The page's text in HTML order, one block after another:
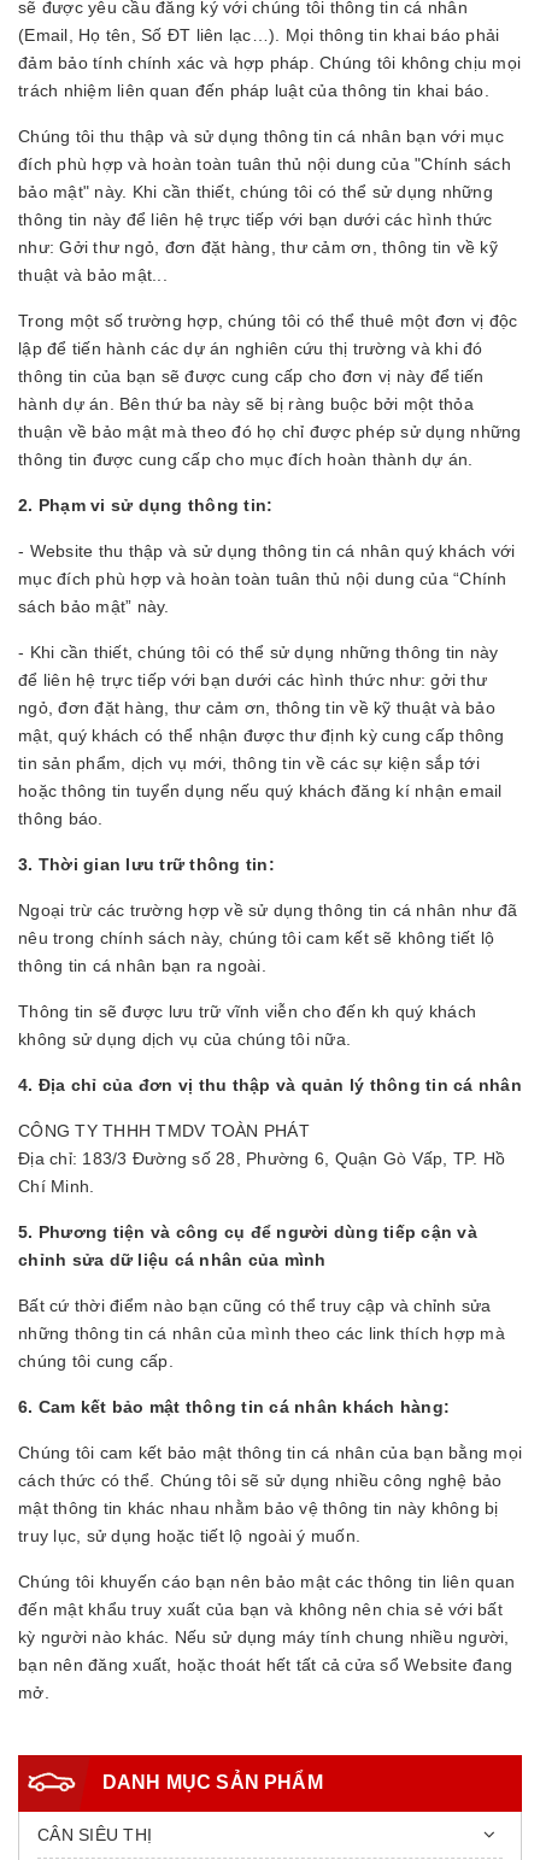
sẽ được yêu cầu đăng ký với chúng tôi thông tin cá nhân
(Email, Họ tên, Số ĐT liên lạc…). Mọi thông tin khai báo phải
đảm bảo tính chính xác và hợp pháp. Chúng tôi không chịu mọi
trách nhiệm liên quan đến pháp luật của thông tin khai báo.
Chúng tôi thu thập và sử dụng thông tin cá nhân bạn với mục
đích phù hợp và hoàn toàn tuân thủ nội dung của "Chính sách
bảo mật" này. Khi cần thiết, chúng tôi có thể sử dụng những
thông tin này để liên hệ trực tiếp với bạn dưới các hình thức
như: Gởi thư ngỏ, đơn đặt hàng, thư cảm ơn, thông tin về kỹ
thuật và bảo mật...
Trong một số trường hợp, chúng tôi có thể thuê một đơn vị độc
lập để tiến hành các dự án nghiên cứu thị trường và khi đó
thông tin của bạn sẽ được cung cấp cho đơn vị này để tiến
hành dự án. Bên thứ ba này sẽ bị ràng buộc bởi một thỏa
thuận về bảo mật mà theo đó họ chỉ được phép sử dụng những
thông tin được cung cấp cho mục đích hoàn thành dự án.
2. Phạm vi sử dụng thông tin:
- Website thu thập và sử dụng thông tin cá nhân quý khách với
mục đích phù hợp và hoàn toàn tuân thủ nội dung của “Chính
sách bảo mật” này.
- Khi cần thiết, chúng tôi có thể sử dụng những thông tin này
để liên hệ trực tiếp với bạn dưới các hình thức như: gởi thư
ngỏ, đơn đặt hàng, thư cảm ơn, thông tin về kỹ thuật và bảo
mật, quý khách có thể nhận được thư định kỳ cung cấp thông
tin sản phẩm, dịch vụ mới, thông tin về các sự kiện sắp tới
hoặc thông tin tuyển dụng nếu quý khách đăng kí nhận email
thông báo.
3. Thời gian lưu trữ thông tin:
Ngoại trừ các trường hợp về sử dụng thông tin cá nhân như đã
nêu trong chính sách này, chúng tôi cam kết sẽ không tiết lộ
thông tin cá nhân bạn ra ngoài.
Thông tin sẽ được lưu trữ vĩnh viễn cho đến kh quý khách
không sử dụng dịch vụ của chúng tôi nữa.
4. Địa chỉ của đơn vị thu thập và quản lý thông tin cá nhân
CÔNG TY THHH TMDV TOÀN PHÁT
Địa chỉ: 183/3 Đường số 28, Phường 6, Quận Gò Vấp, TP. Hồ
Chí Minh.
5. Phương tiện và công cụ để người dùng tiếp cận và
chỉnh sửa dữ liệu cá nhân của mình
Bất cứ thời điểm nào bạn cũng có thể truy cập và chỉnh sửa
những thông tin cá nhân của mình theo các link thích hợp mà
chúng tôi cung cấp.
6. Cam kết bảo mật thông tin cá nhân khách hàng:
Chúng tôi cam kết bảo mật thông tin cá nhân của bạn bằng mọi
cách thức có thể. Chúng tôi sẽ sử dụng nhiều công nghệ bảo
mật thông tin khác nhau nhằm bảo vệ thông tin này không bị
truy lục, sử dụng hoặc tiết lộ ngoài ý muốn.
Chúng tôi khuyến cáo bạn nên bảo mật các thông tin liên quan
đến mật khẩu truy xuất của bạn và không nên chia sẻ với bất
kỳ người nào khác. Nếu sử dụng máy tính chung nhiều người,
bạn nên đăng xuất, hoặc thoát hết tất cả cửa sổ Website đang
mở.
DANH MỤC SẢN PHẨM
CÂN SIÊU THỊ